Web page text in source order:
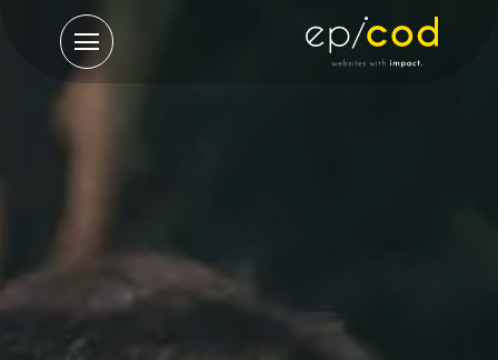
תפריט
ראשי